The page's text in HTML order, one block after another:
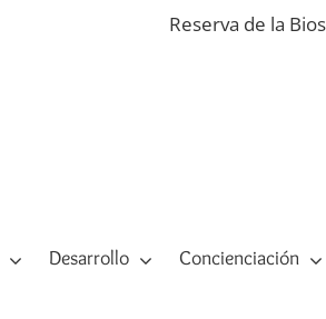
Reserva de la
Desarrollo Concienciación